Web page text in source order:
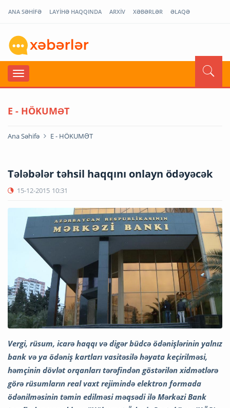
ANA SƏHİFƏ LAYİHƏ HAQQINDA ARXİV XƏBƏRLƏR ƏLAQƏ
E - HÖKUMƏT
Ana Səhifə E - HÖKUMƏT
Tələbələr təhsil haqqını onlayn ödəyəcək
15-12-2015 10:31
Vergi, rüsum, icarə haqqı və digər büdcə ödənişlərinin yalnız
bank və ya ödəniş kartları vasitəsilə həyata keçirilməsi,
həmçinin dövlət orqanları tərəfindən göstərilən xidmətlərə
görə rüsumların real vaxt rejimində elektron formada
ödənilməsinin təmin edilməsi məqsədi ilə Mərkəzi Bank